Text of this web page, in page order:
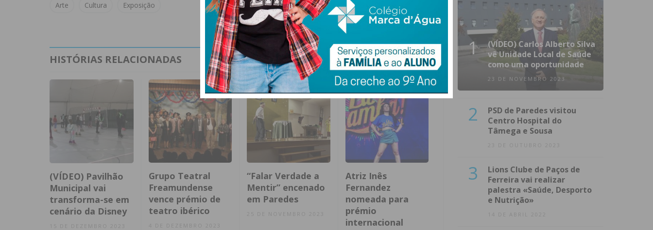
Arte Cultura Exposição
HISTÓRIAS RELACIONADAS
(VÍDEO) Pavilhão
Municipal vai
transforma-se em
cenário da Disney
Grupo Teatral
Freamundense
vence prémio de
teatro ibérico
4 DE DEZEMBRO 2023
“Falar Verdade a
Mentir” encenado
em Paredes
Atriz Inês
Fernandez
nomeada para
prémio
internacional
1
(VÍDEO) Carlos Alberto Silva
vê Unidade Local de Saúde
como uma oportunidade
23 DE NOVEMBRO 2023
2
PSD de Paredes visitou
Centro Hospital do
Tâmega e Sousa
23 DE OUTUBRO 2023
3
Lions Clube de Paços de
Ferreira vai realizar
palestra «Saúde, Desporto
e Nutrição»
14 DE ABRIL 2022